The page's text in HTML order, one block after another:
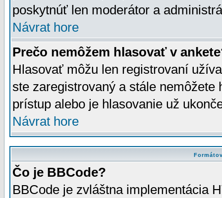
poskytnúť len moderátor a
Návrat hore
Prečo nemôžem hlasovať v
Hlasovať môžu len registrovaní
ste zaregistrovaný a stále
prístup alebo je hlasovanie už
Návrat hore
Čo je BBCode?
BBCode je zvláštna implementácia